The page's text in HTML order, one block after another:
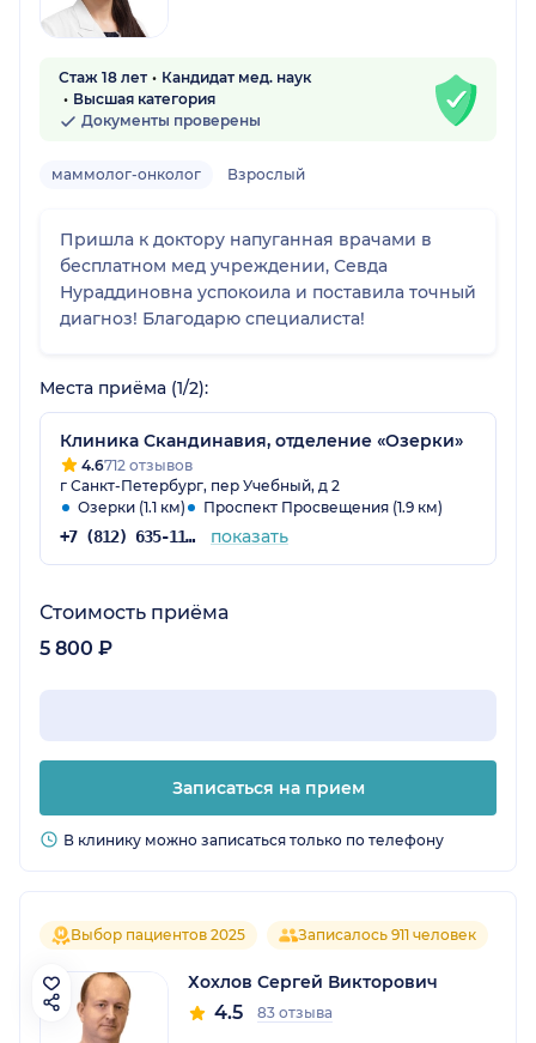
Стаж 18 лет
Кандидат мед. наук
Высшая категория
Документы проверены
маммолог-онколог Взрослый
Пришла к доктору напуганная врачами в
бесплатном мед учреждении, Севда
Нураддиновна успокоила и поставила точный
диагноз! Благодарю специалиста!
Места приёма (1/2):
Клиника Скандинавия, отделение «Озерки»
4.6712 отзывов
г Санкт-Петербург, пер Учебный, д 2
Озерки (1.1 км)
Проспект Просвещения (1.9 км)
+7 (812) 635-11-79 показать
Стоимость приёма
5 800 ₽
Записаться на прием
В клинику можно записаться только по телефону
Выбор пациентов 2025 Записалось 911 человек
Хохлов Сергей Викторович
4.5 83 отзыва